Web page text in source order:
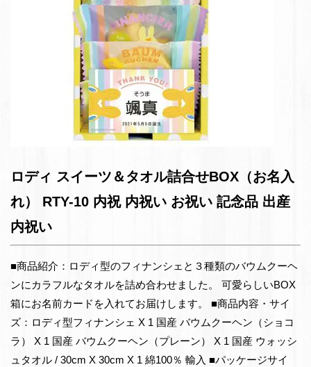
ロディ スイーツ＆タオル詰合せBOX（お名入
れ） RTY-10 内祝 内祝い お祝い 記念品 出産
内祝い
■商品紹介：ロディ型のフィナンシェと３種類のバウムクーヘ
ンにカラフルなタオルを詰め合わせました。 可愛らしいBOX
箱にお名前カードを入れてお届けします。 ■商品内容・サイ
ズ：ロディ型フィナンシェ X 1 国産 バウムクーヘン（ショコ
ラ） X 1 国産 バウムクーヘン（プレーン） X 1 国産 ウォッシ
ュタオル / 30cm X 30cm X 1 綿100％ 輸入 ■パッケージサイ